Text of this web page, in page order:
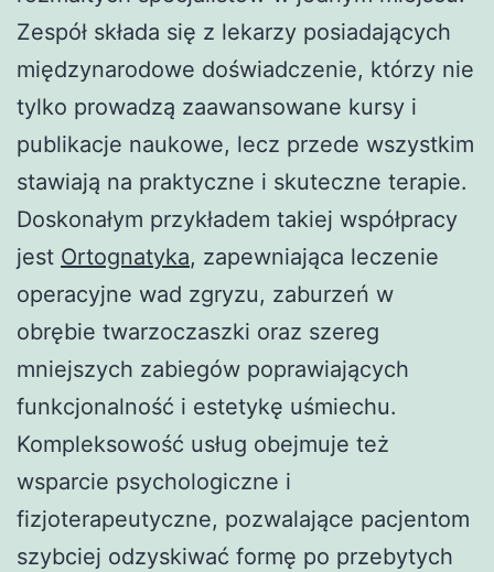
Zespół składa się z lekarzy posiadających
międzynarodowe doświadczenie, którzy nie
tylko prowadzą zaawansowane kursy i
publikacje naukowe, lecz przede wszystkim
stawiają na praktyczne i skuteczne terapie.
Doskonałym przykładem takiej współpracy
jest Ortognatyka, zapewniająca leczenie
operacyjne wad zgryzu, zaburzeń w
obrębie twarzoczaszki oraz szereg
mniejszych zabiegów poprawiających
funkcjonalność i estetykę uśmiechu.
Kompleksowość usług obejmuje też
wsparcie psychologiczne i
fizjoterapeutyczne, pozwalające pacjentom
szybciej odzyskiwać formę po przebytych